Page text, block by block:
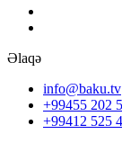
Əlaqə
info@baku.tv
+99455 202
+99412 525